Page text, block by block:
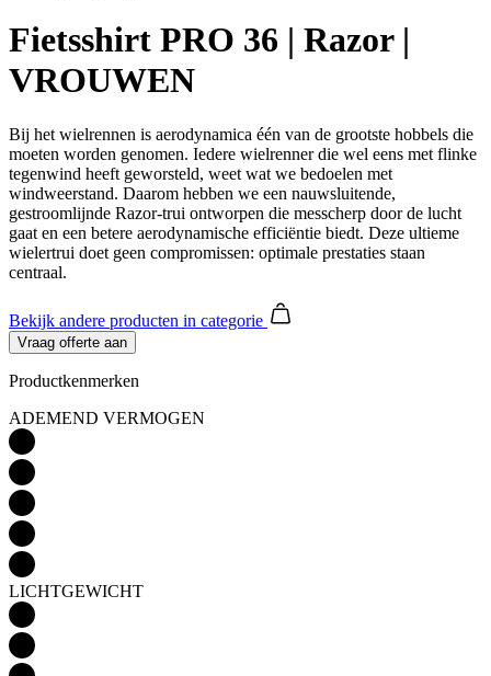
Fietsshirt PRO 36 | Razor |
VROUWEN
Bij het wielrennen is aerodynamica één van de grootste hobbels die
moeten worden genomen. Iedere wielrenner die wel eens met flinke
tegenwind heeft geworsteld, weet wat we bedoelen met
windweerstand. Daarom hebben we een nauwsluitende,
gestroomlijnde Razor-trui ontworpen die messcherp door de lucht
gaat en een betere aerodynamische efficiëntie biedt. Deze ultieme
wielertrui doet geen compromissen: optimale prestaties staan
centraal.
Bekijk andere producten in categorie
Vraag offerte aan
Productkenmerken
ADEMEND VERMOGEN
LICHTGEWICHT